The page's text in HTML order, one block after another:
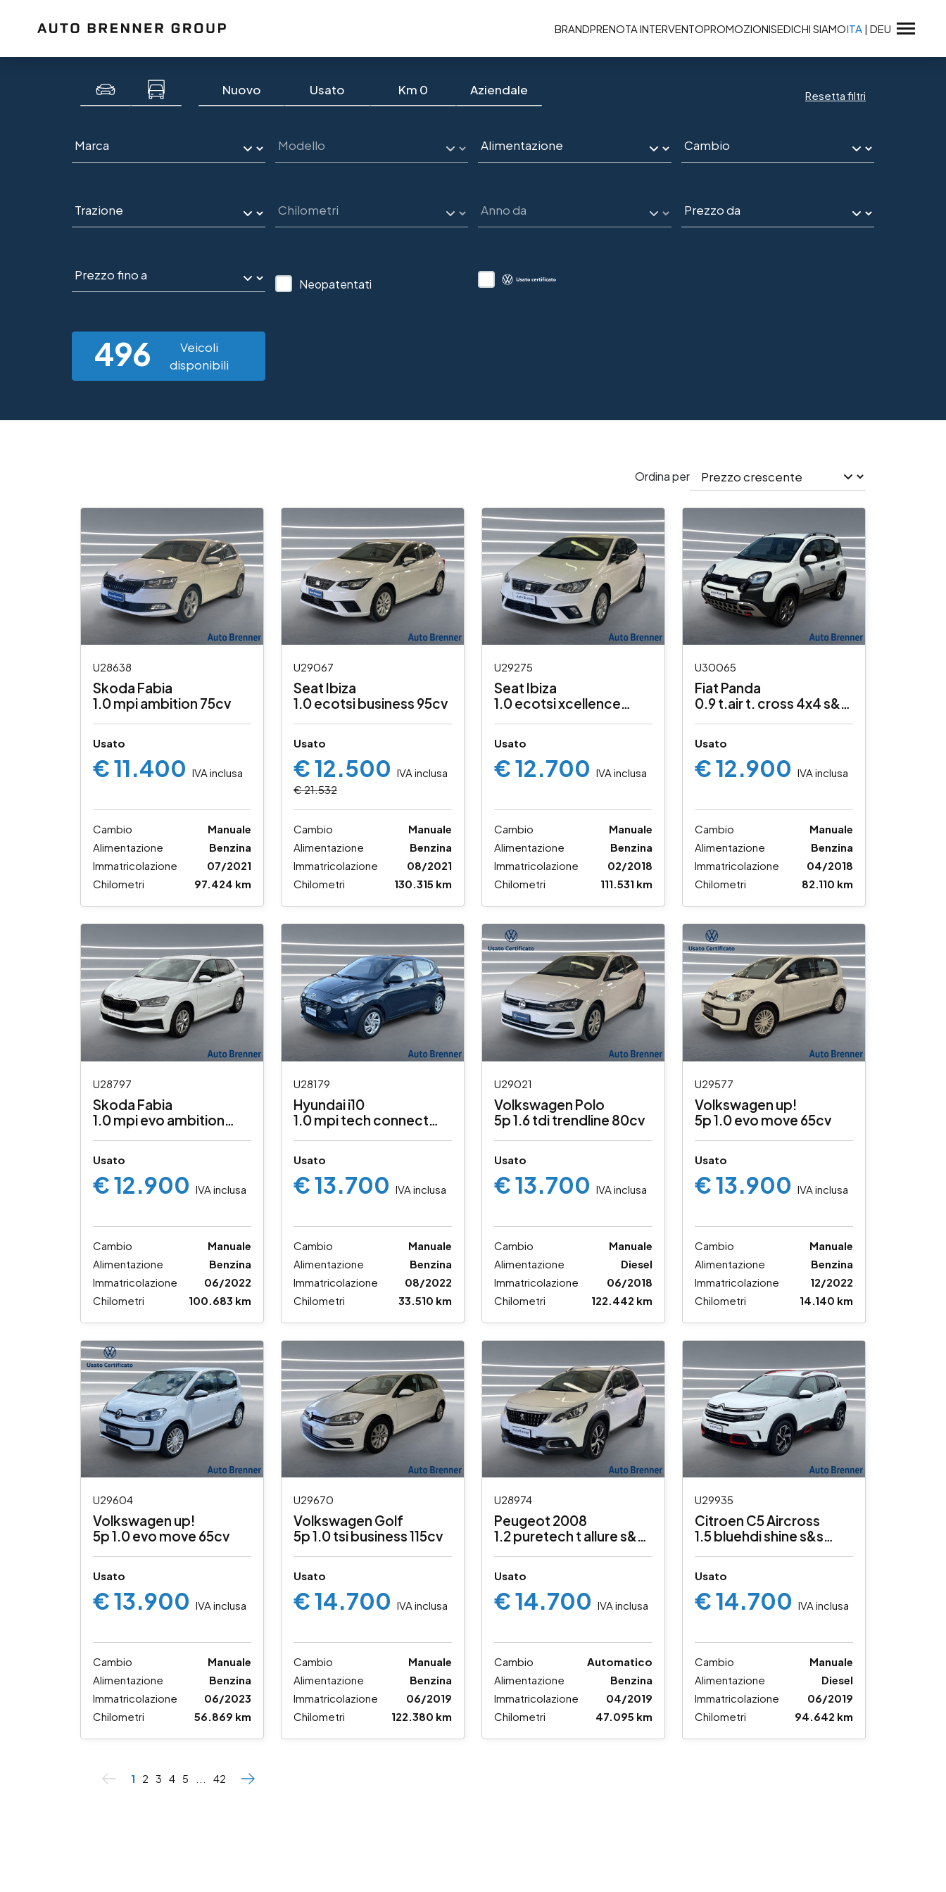
BRANDPRENOTA INTERVENTOPROMOZIONISEDICHI SIAMOITA | DEU
Nuovo Usato Km 0 Aziendale Resetta filtri
Neopatentati
496
Veicoli
disponibili
Ordina per
U28638
Skoda Fabia
1.0 mpi ambition 75cv
Usato
€ 11.400 IVA inclusa
Cambio
Manuale
Alimentazione
Benzina
Immatricolazione
07/2021
Chilometri
97.424 km
U29067
Seat Ibiza
1.0 ecotsi business 95cv
Usato
€ 12.500 IVA inclusa
€ 21.532
Cambio
Manuale
Alimentazione
Benzina
Immatricolazione
08/2021
Chilometri
130.315 km
U29275
Seat Ibiza
1.0 ecotsi xcellence
Usato
€ 12.700 IVA inclusa
Cambio
Manuale
Alimentazione
Benzina
Immatricolazione
02/2018
Chilometri
111.531 km
U30065
Fiat Panda
0.9 t.air t. cross 4x4 s&s
Usato
€ 12.900 IVA inclusa
Cambio
Manuale
Alimentazione
Benzina
Immatricolazione
04/2018
Chilometri
82.110 km
U28797
Skoda Fabia
1.0 mpi evo ambition
Usato
€ 12.900 IVA inclusa
Cambio
Manuale
Alimentazione
Benzina
Immatricolazione
06/2022
Chilometri
100.683 km
U28179
Hyundai i10
1.0 mpi tech connect
Usato
€ 13.700 IVA inclusa
Cambio
Manuale
Alimentazione
Benzina
Immatricolazione
08/2022
Chilometri
33.510 km
U29021
Volkswagen Polo
5p 1.6 tdi trendline 80cv
Usato
€ 13.700 IVA inclusa
Cambio
Manuale
Alimentazione
Diesel
Immatricolazione
06/2018
Chilometri
122.442 km
U29577
Volkswagen up!
5p 1.0 evo move 65cv
Usato
€ 13.900 IVA inclusa
Cambio
Manuale
Alimentazione
Benzina
Immatricolazione
12/2022
Chilometri
14.140 km
U29604
Volkswagen up!
5p 1.0 evo move 65cv
Usato
€ 13.900 IVA inclusa
Cambio
Manuale
Alimentazione
Benzina
Immatricolazione
06/2023
Chilometri
56.869 km
U29670
Volkswagen Golf
5p 1.0 tsi business 115cv
Usato
€ 14.700 IVA inclusa
Cambio
Manuale
Alimentazione
Benzina
Immatricolazione
06/2019
Chilometri
122.380 km
U28974
Peugeot 2008
1.2 puretech t allure s&s
Usato
€ 14.700 IVA inclusa
Cambio
Automatico
Alimentazione
Benzina
Immatricolazione
04/2019
Chilometri
47.095 km
U29935
Citroen C5 Aircross
1.5 bluehdi shine s&s
Usato
€ 14.700 IVA inclusa
Cambio
Manuale
Alimentazione
Diesel
Immatricolazione
06/2019
Chilometri
94.642 km
1 2 3 4 5 42